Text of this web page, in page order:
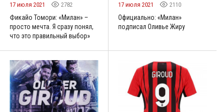
17 июля 2021 2782
Фикайо Томори: «Милан» –
просто мечта. Я сразу понял,
что это правильный выбор»
17 июля 2021 2110
Официально: «Милан»
подписал Оливье Жиру